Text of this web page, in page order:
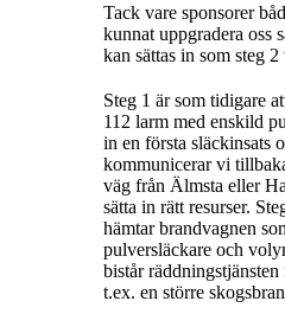
Tack vare sponsorer
kunnat uppgradera oss
kan sättas in som steg
Steg 1 är som tidigare
112 larm med enskild
in en första släckinsats
kommunicerar vi
väg från Älmsta eller
sätta in rätt resurser.
hämtar brandvagnen
pulversläckare och
bistår
t.ex. en större